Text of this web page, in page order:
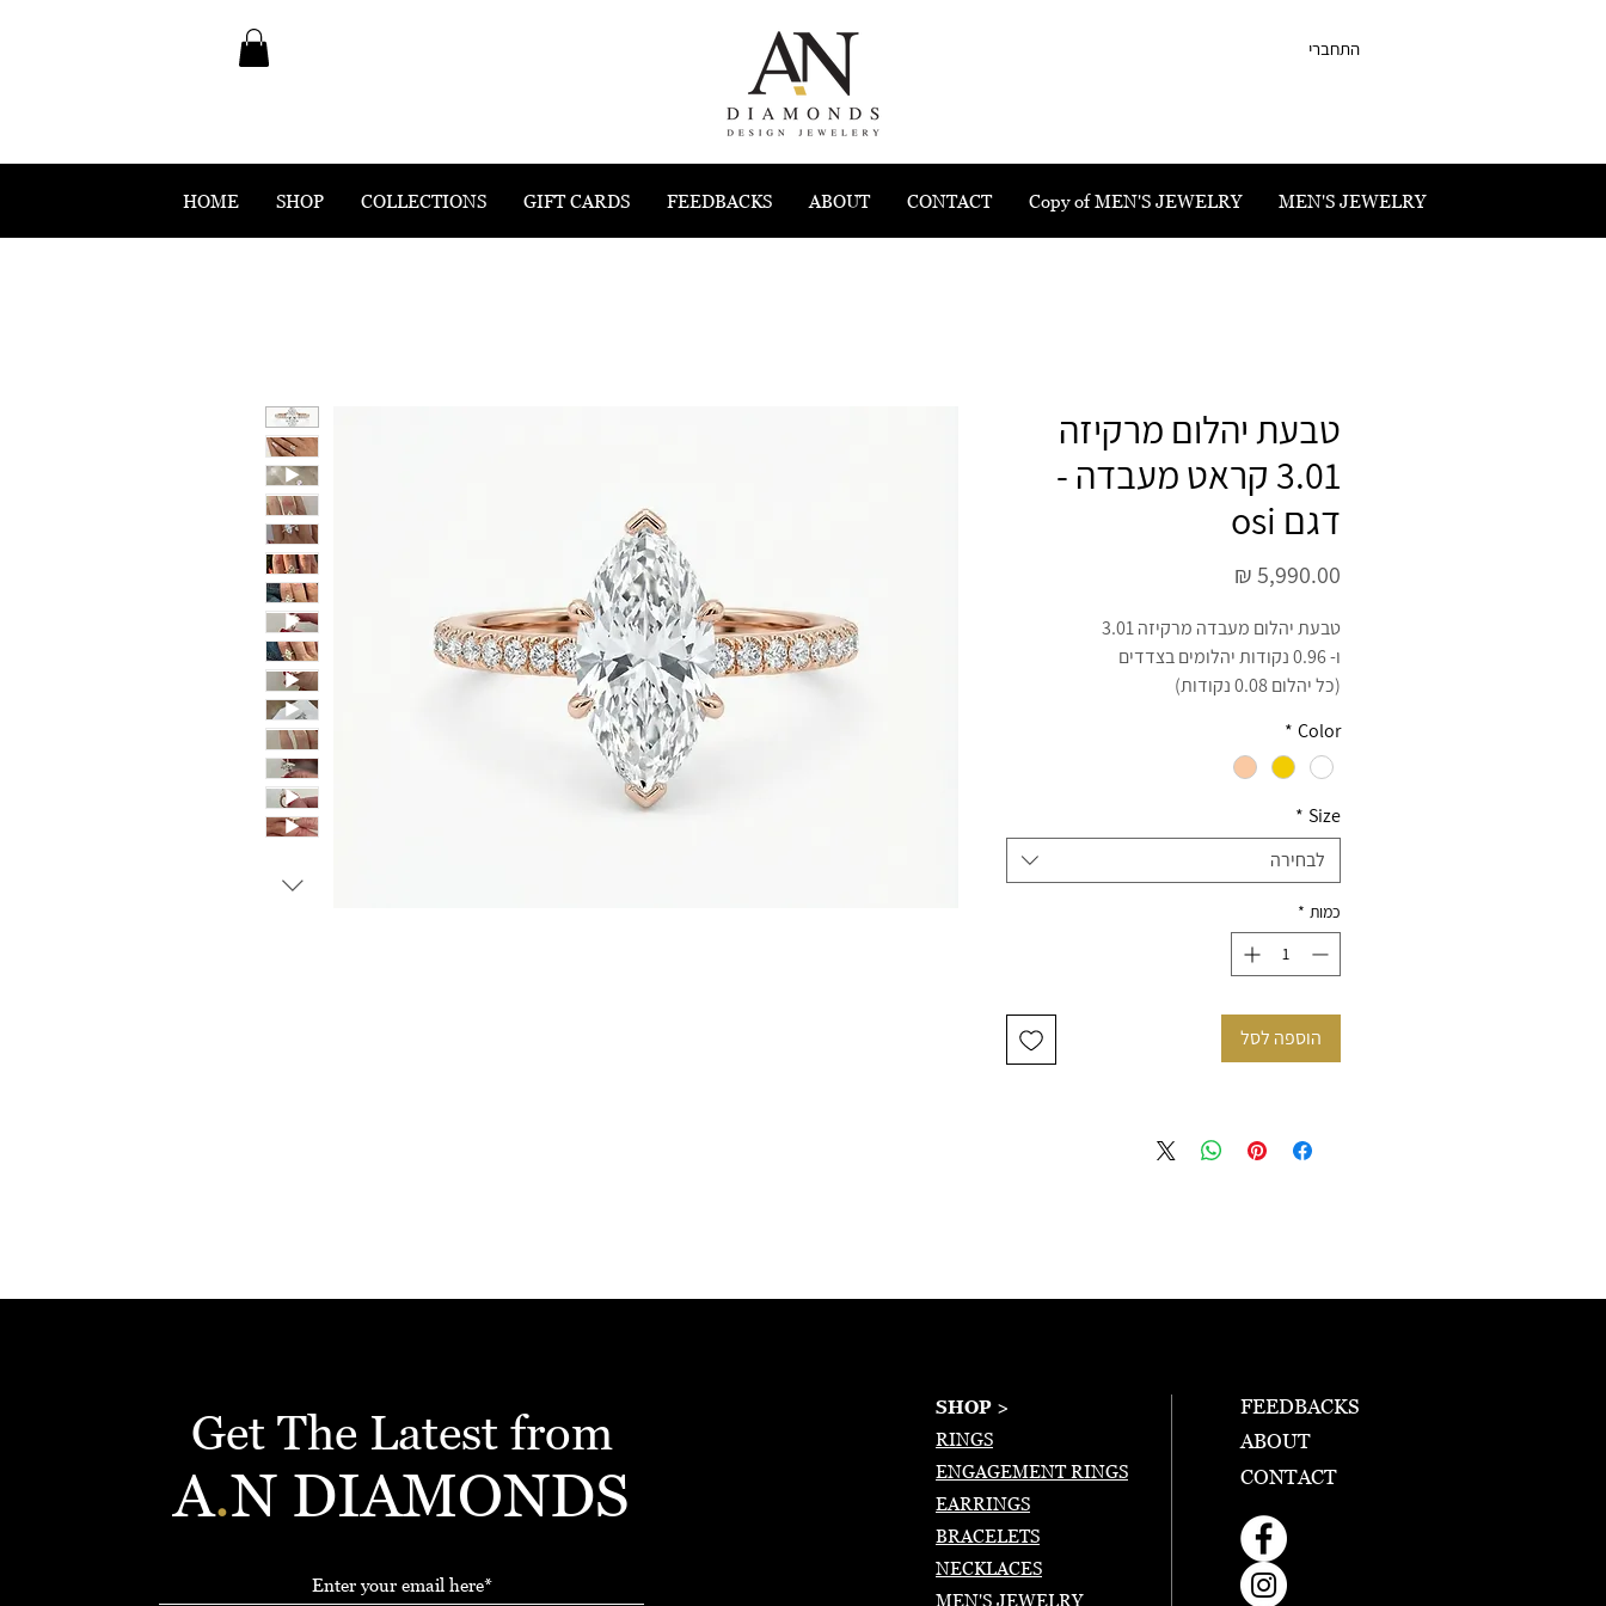
התחברי
HOME SHOP COLLECTIONS GIFT CARDS FEEDBACKS ABOUT CONTACT Copy of MEN'S JEWELRY MEN'S JEWELRY
טבעת יהלום מרקיזה
3.01 קראט מעבדה -
דגם osi
טבעת יהלום מעבדה מרקיזה 3.01
ו- 0.96 נקודות יהלומים בצדדים
(כל יהלום 0.08 נקודות)
D צבע
ניקיון VVS
כולל תעודה גמולוגית
תעודה ביטוח לכל קניה
ניתן לשלם באשראי עד 12 תשלומים ללא ריבית
משלוחים חינם לכל העולם
צרו קשר 054-3971958
Color
*
Size
*
לבחירה
כמות *
הוספה לסל
Get The Latest from
A.N DIAMONDS
SHOP >
RINGS
ENGAGEMENT RINGS
EARRINGS
BRACELETS
NECKLACES
MEN'S JEWELRY
FEEDBACKS
ABOUT
CONTACT